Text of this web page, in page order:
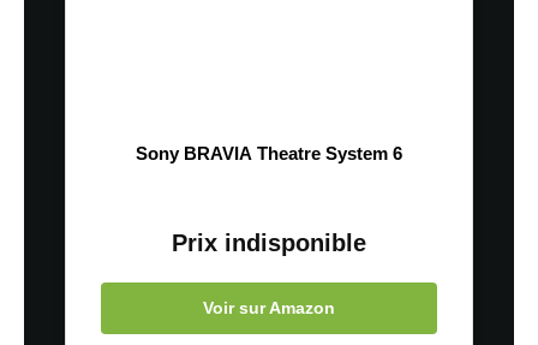
Sony BRAVIA Theatre System 6
Prix indisponible
Voir sur Amazon